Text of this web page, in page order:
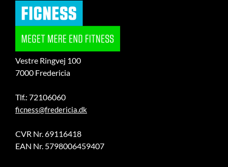
Vestre Ringvej 100
7000 Fredericia
Tlf.: 72106060
ficness@fredericia.dk
CVR Nr. 69116418
EAN Nr. 5798006459407